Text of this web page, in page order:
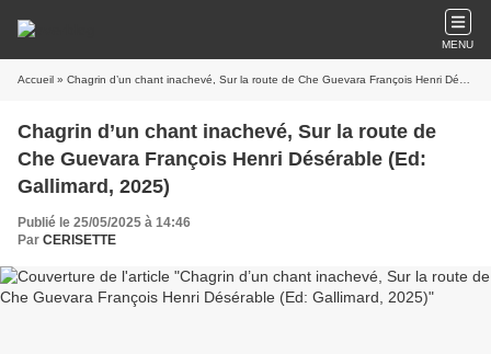
MENU
Accueil » Chagrin d’un chant inachevé, Sur la route de Che Guevara François Henri Désérable (Ed: Gallimard, 2025)
Chagrin d’un chant inachevé, Sur la route de
Che Guevara François Henri Désérable (Ed:
Gallimard, 2025)
Publié le 25/05/2025 à 14:46
Par CERISETTE